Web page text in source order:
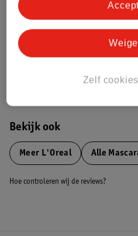
Dit
Bestel & Bezorginformatie
Bekijk ook
Meer L'Oreal Alle
Hoe controleren wij de reviews?
Zelf